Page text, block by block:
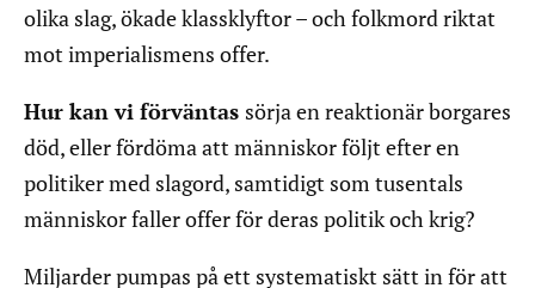
olika slag, ökade klassklyftor – och folkmord riktat
mot imperialismens offer.
Hur kan vi förväntas sörja en reaktionär borgares
död, eller fördöma att människor följt efter en
politiker med slagord, samtidigt som tusentals
människor faller offer för deras politik och krig?
Miljarder pumpas på ett systematiskt sätt in för att